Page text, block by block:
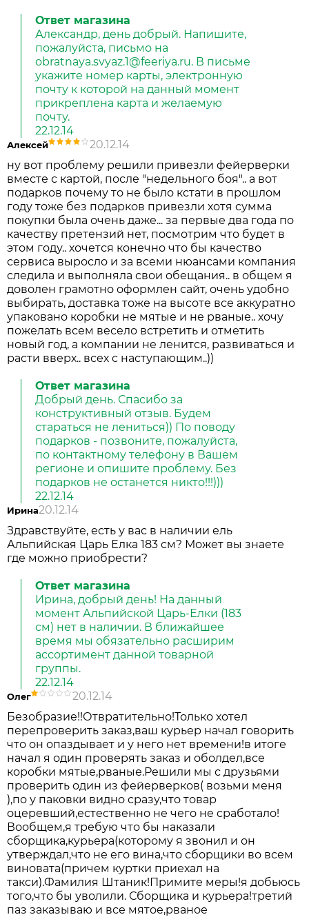
Ответ магазина
Александр, день добрый. Напишите,
пожалуйста, письмо на
obratnaya.svyaz.1@feeriya.ru. В письме
укажите номер карты, электронную
почту к которой на данный момент
прикреплена карта и желаемую
почту.
22.12.14
Алексей
20.12.14
ну вот проблему решили привезли фейерверки
вместе с картой, после "недельного боя".. а вот
подарков почему то не было кстати в прошлом
году тоже без подарков привезли хотя сумма
покупки была очень даже... за первые два года по
качеству претензий нет, посмотрим что будет в
этом году.. хочется конечно что бы качество
сервиса выросло и за всеми нюансами компания
следила и выполняла свои обещания.. в общем я
доволен грамотно оформлен сайт, очень удобно
выбирать, доставка тоже на высоте все аккуратно
упаковано коробки не мятые и не рваные.. хочу
пожелать всем весело встретить и отметить
новый год, а компании не ленится, развиваться и
расти вверх.. всех с наступающим..))
Ответ магазина
Добрый день. Спасибо за
конструктивный отзыв. Будем
стараться не лениться)) По поводу
подарков - позвоните, пожалуйста,
по контактному телефону в Вашем
регионе и опишите проблему. Без
подарков не останется никто!!!)))
22.12.14
Ирина20.12.14
Здравствуйте, есть у вас в наличии ель
Альпийская Царь Елка 183 см? Может вы знаете
где можно приобрести?
Ответ магазина
Ирина, добрый день! На данный
момент Альпийской Царь-Елки (183
см) нет в наличии. В ближайшее
время мы обязательно расширим
ассортимент данной товарной
группы.
22.12.14
Олег
20.12.14
Безобразие!!Отвратительно!Только хотел
перепроверить заказ,ваш курьер начал говорить
что он опаздывает и у него нет времени!в итоге
начал я один проверять заказ и оболдел,все
коробки мятые,рваные.Решили мы с друзьями
проверить один из фейерверков( возьми меня
),по у паковки видно сразу,что товар
оцеревший,естественно не чего не сработало!
Вообщем,я требую что бы наказали
сборщика,курьера(которому я звонил и он
утверждал,что не его вина,что сборщики во всем
виновата(причем куртки приехал на
такси).Фамилия Штаник!Примите меры!я добьюсь
того,что бы уволили. Сборщика и курьера!третий
паз заказываю и все мятое,рваное